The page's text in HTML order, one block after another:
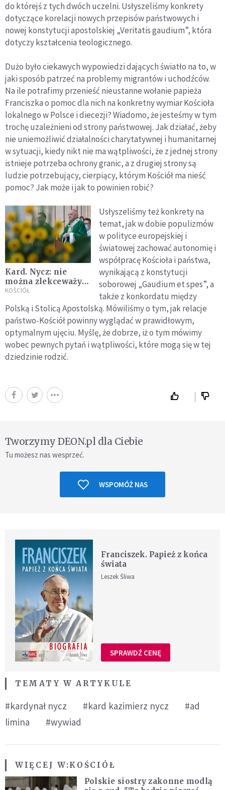
do którejś z tych dwóch uczelni. Usłyszeliśmy konkrety
dotyczące korelacji nowych przepisów państwowych i
nowej konstytucji apostolskiej „Veritatis gaudium”, która
dotyczy kształcenia teologicznego.
Dużo było ciekawych wypowiedzi dających światło na to, w
jaki sposób patrzeć na problemy migrantów i uchodźców.
Na ile potrafimy przenieść nieustanne wołanie papieża
Franciszka o pomoc dla nich na konkretny wymiar Kościoła
lokalnego w Polsce i diecezji? Wiadomo, że jesteśmy w tym
trochę uzależnieni od strony państwowej. Jak działać, żeby
nie uniemożliwić działalności charytatywnej i humanitarnej
w sytuacji, kiedy nikt nie ma wątpliwości, że z jednej strony
istnieje potrzeba ochrony granic, a z drugiej strony są
ludzie potrzebujący, cierpiący, którym Kościół ma nieść
pomoc? Jak może i jak to powinien robić?
Kard. Nycz: nie
można zlekceważyć
bogactwa
Pawła II
KOŚCIÓŁ
Usłyszeliśmy też konkrety na
temat, jak w dobie populizmów
w polityce europejskiej i
światowej zachować autonomię i
współpracę Kościoła i państwa,
wynikającą z konstytucji
soborowej „Gaudium et spes”, a
także z konkordatu między
Polską i Stolicą Apostolską. Mówiliśmy o tym, jak relacje
państwo-Kościół powinny wyglądać w prawidłowym,
optymalnym ujęciu. Myślę, że dobrze, iż o tym mówimy
wobec pewnych pytań i wątpliwości, które mogą się w tej
dziedzinie rodzić.
Tworzymy DEON.pl dla Ciebie
Tu możesz nas wesprzeć.
WSPOMÓŻ NAS
Franciszek. Papież z końca
świata
Leszek Śliwa
SPRAWDŹ CENĘ
TEMATY W ARTYKULE
#kardynał nycz #kard kazimierz nycz
#ad
limina
#wywiad
WIĘCEJ W:KOŚCIÓŁ
Polskie siostry zakonne modlą